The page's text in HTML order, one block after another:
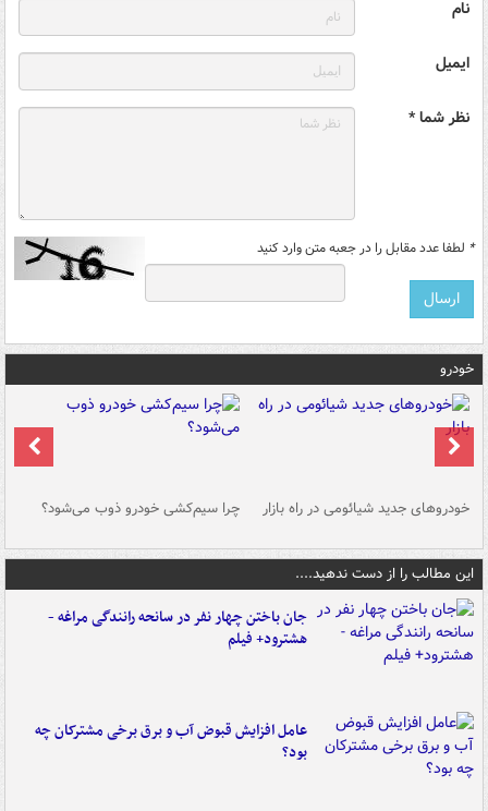
نام
ایمیل
نظر شما *
* لطفا عدد مقابل را در جعبه متن وارد کنید
خودرو
خودروهای جدید شیائومی در راه بازار چرا سیم‌کشی خودرو ذوب می‌شود؟
این مطالب را از دست ندهید....
جان باختن چهار نفر در سانحه رانندگی مراغه -
هشترود+ فیلم
عامل افزایش قبوض آب و برق برخی مشترکان چه
بود؟